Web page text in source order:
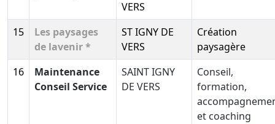
VERS
15
Les paysages
de lavenir *
ST IGNY DE
VERS
Création
paysagère
16
Maintenance
Conseil Service
SAINT IGNY
DE VERS
Conseil,
formation,
et coaching